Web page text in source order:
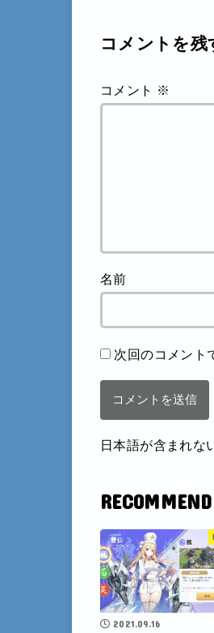
コメントを残
コメント ※
名前
次回のコメント
日本語が含まれな
RECOMMEND
2021.09.16